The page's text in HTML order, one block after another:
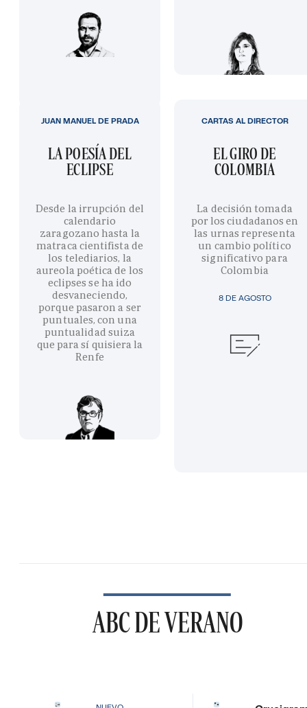
LA POESÍA DEL
ECLIPSE
Desde la irrupción del
calendario
zaragozano hasta la
matraca cientifista de
los telediarios, la
aureola poética de los
eclipses se ha ido
desvaneciendo,
porque pasaron a ser
puntuales, con una
puntualidad suiza
que para sí quisiera la
Renfe
JUAN MANUEL DE PRADA
8 DE AGOSTO
EL GIRO DE
COLOMBIA
La decisión tomada
por los ciudadanos en
las urnas representa
un cambio político
significativo para
Colombia
CARTAS AL DIRECTOR
ABC DE VERANO